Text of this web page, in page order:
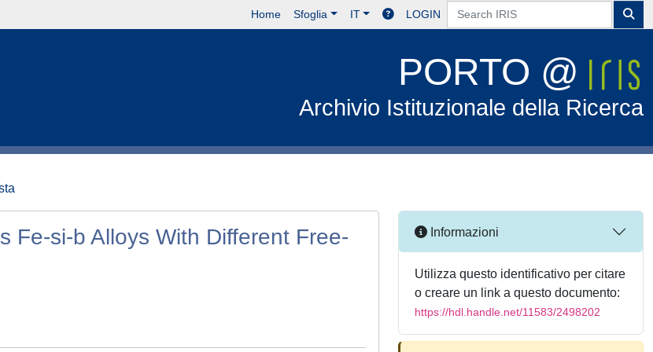
Home Sfoglia IT LOGIN
PORTO @
Archivio Istituzionale della Ricerca
Fe-si-b Alloys With Different Free-
Informazioni
Utilizza questo identificativo per citare
o creare un link a questo documento:
https://hdl.handle.net/11583/2498202